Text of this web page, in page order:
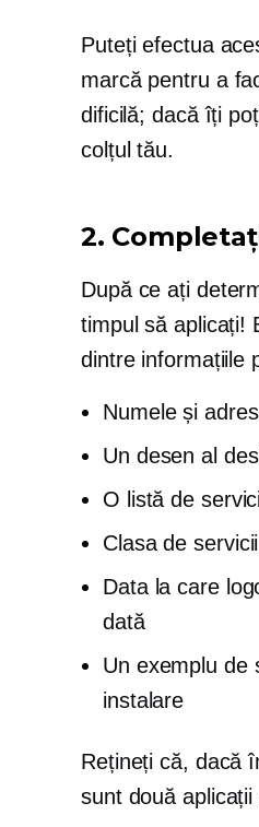
Puteți efectua
marcă pentru a
dificilă; dacă îți
colțul tău.
2.
După ce ați
timpul să aplicați!
dintre informațiile
Numele și
Un desen al
O listă de
Clasa de
Data la care
dată
Un exemplu
instalare
Rețineți că, dacă
sunt două aplicații